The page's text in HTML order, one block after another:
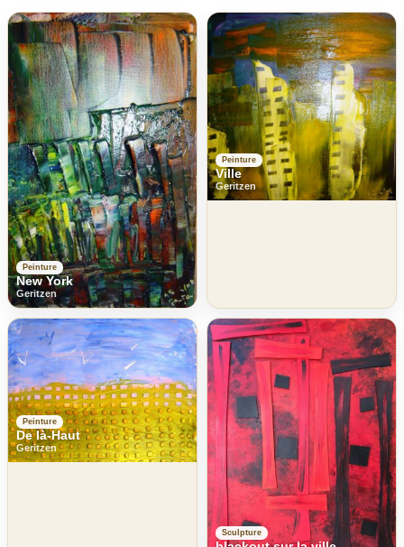
Peinture
New York
Geritzen
Peinture
Ville
Geritzen
Peinture
De là-Haut
Geritzen
Sculpture